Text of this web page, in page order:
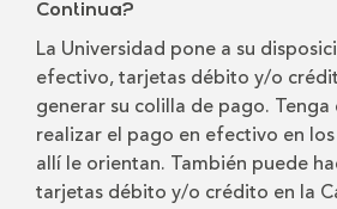
Continua?
La Universidad pone a su
efectivo, tarjetas débito y/o
generar su colilla de pago.
realizar el pago en efectivo en
allí le orientan. También puede
tarjetas débito y/o crédito en la